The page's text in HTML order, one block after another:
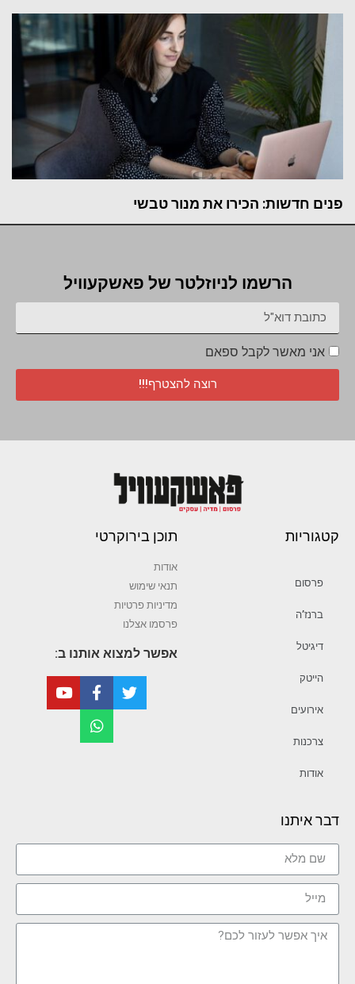
פנים חדשות: הכירו את מנור טבשי
הרשמו לניוזלטר של פאשקעוויל
אני מאשר לקבל ספאם
רוצה להצטרף!!!
קטגוריות
פרסום
ברנז’ה
דיגיטל
הייטק
אירועים
צרכנות
אודות
תוכן בירוקרטי
אודות
תנאי שימוש
מדיניות פרטיות
פרסמו אצלנו
אפשר למצוא אותנו ב:
דבר איתנו